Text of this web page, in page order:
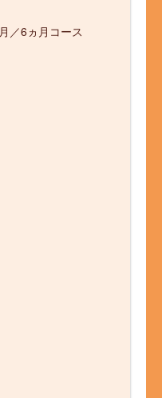
／6ヵ月コース